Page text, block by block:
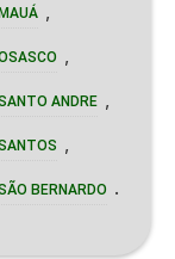
ANDRE
BERNARDO .